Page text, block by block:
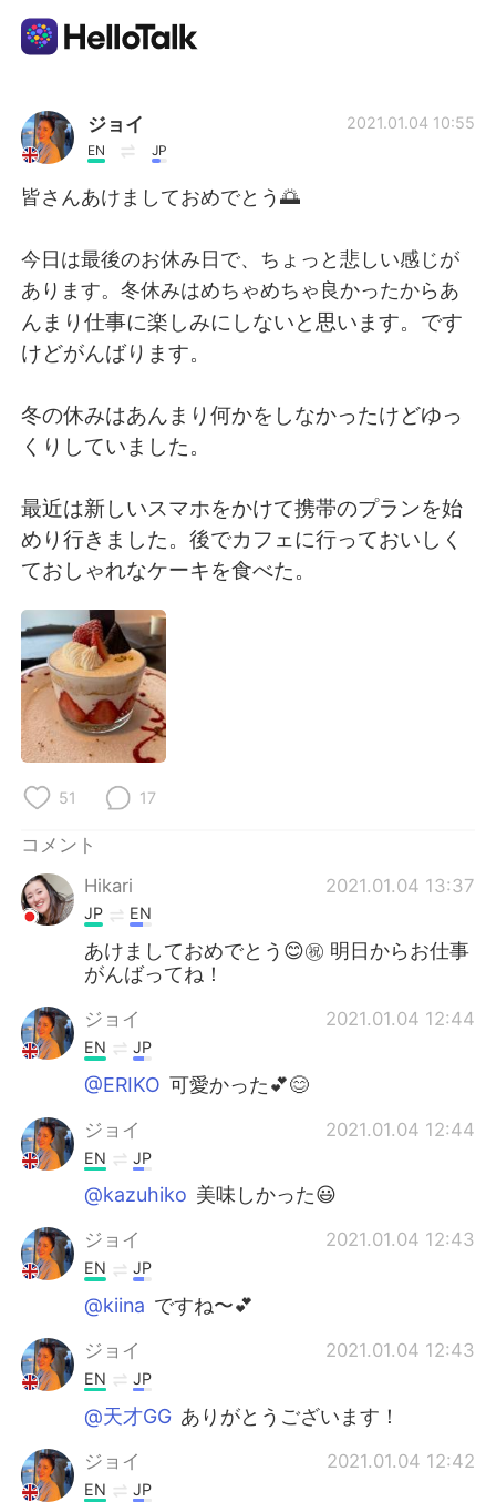
語学交換アプリ
AI Grammar Checker
English 简体中文
العربية
Deutsch 한국어
Русский ไทย
Indonesia
Türkçe
Português
ジョイ
EN JP
2021.01.04 10:55
皆さんあけましておめでとう🌅
今日は最後のお休み日で、ちょっと悲しい感じが
あります。冬休みはめちゃめちゃ良かったからあ
んまり仕事に楽しみにしないと思います。です
けどがんばります。
冬の休みはあんまり何かをしなかったけどゆっ
くりしていました。
最近は新しいスマホをかけて携帯のプランを始
めり行きました。後でカフェに行っておいしく
ておしゃれなケーキを食べた。
51 17
コメント
Hikari
2021.01.04 13:37
JP EN
あけましておめでとう😊㊗️ 明日からお仕事
がんばってね！
ジョイ 2021.01.04 12:44
EN JP
@ERIKO 可愛かった💕😊
ジョイ 2021.01.04 12:44
EN JP
@kazuhiko 美味しかった😃
ジョイ 2021.01.04 12:43
EN JP
@kiina ですね〜💕
ジョイ 2021.01.04 12:43
EN JP
@天才GG ありがとうございます！
ジョイ 2021.01.04 12:42
EN JP